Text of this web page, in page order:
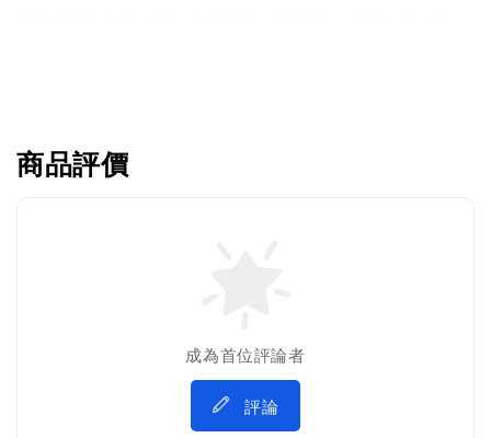
商品評價
成為首位評論者
評論